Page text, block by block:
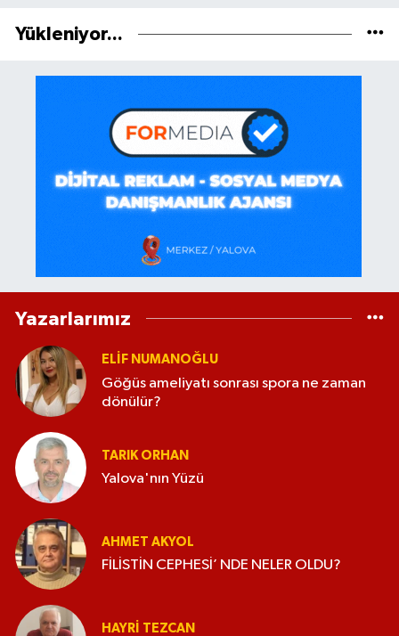
Yükleniyor...
Yazarlarımız
ELİF NUMANOĞLU
Göğüs ameliyatı sonrası spora ne zaman
dönülür?
TARIK ORHAN
Yalova'nın Yüzü
AHMET AKYOL
FİLİSTİN CEPHESİ’ NDE NELER OLDU?
HAYRI TEZCAN